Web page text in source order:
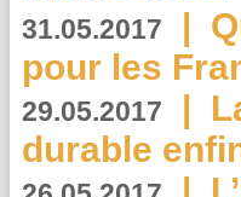
31.05.2017 |
pour les
29.05.2017 |
durable